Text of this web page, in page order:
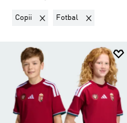
Copii Elimină filtrul Sortat
Fotbal Elimină